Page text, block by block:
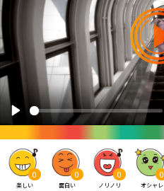
0
楽しい
0
面白い
0
ノリノリ
0
オシャレ